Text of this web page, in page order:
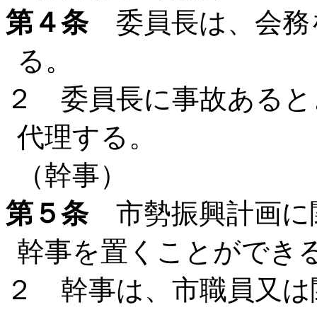
第４条委員長は、会務
る。
２ 委員長に事故ある
代理する。
（幹事）
第５条市勢振興計画に
幹事を置くことができ
２ 幹事は、市職員又